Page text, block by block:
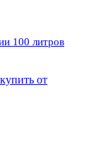
100 литров